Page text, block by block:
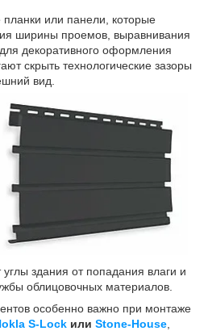
или панели, которые
ширины проемов, выравнивания
декоративного оформления
скрыть технологические зазоры
вид.
здания от попадания влаги и
облицовочных материалов.
особенно важно при монтаже
S-Lock или Stone-House